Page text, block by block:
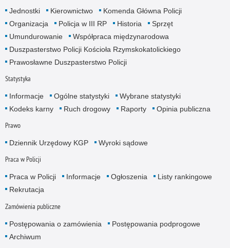
Jednostki Kierownictwo
Komenda Główna Policji
Organizacja
Policja w III RP Historia
Sprzęt
Umundurowanie
Współpraca międzynarodowa
Duszpasterstwo Policji Kościoła Rzymskokatolickiego
Prawosławne Duszpasterstwo Policji
Statystyka
Informacje Ogólne statystyki
Wybrane statystyki
Kodeks karny
Ruch drogowy Raporty Opinia publiczna
Prawo
Dziennik Urzędowy KGP Wyroki sądowe
Praca w Policji
Praca w Policji Informacje Ogłoszenia
Listy rankingowe
Rekrutacja
Zamówienia publiczne
Postępowania o zamówienia
Postępowania podprogowe
Archiwum